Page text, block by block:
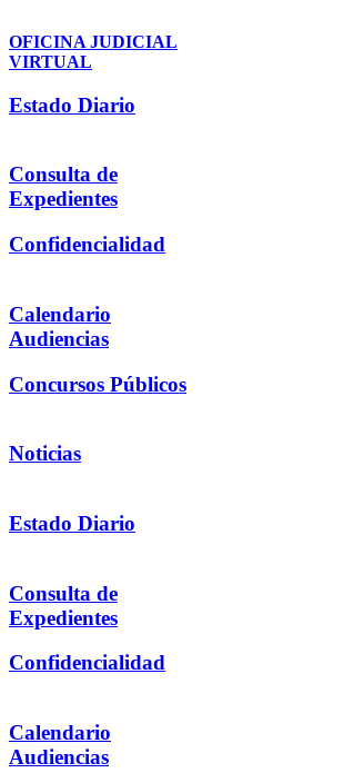
OFICINA JUDICIAL
VIRTUAL
Estado Diario
Consulta de
Expedientes
Confidencialidad
Calendario
Audiencias
Concursos Públicos
Noticias
Estado Diario
Consulta de
Expedientes
Confidencialidad
Calendario
Audiencias